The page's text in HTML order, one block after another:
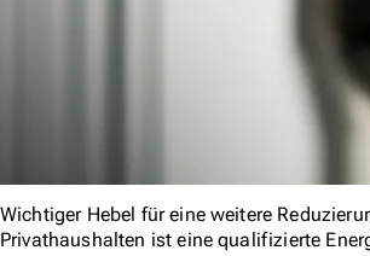
Wichtiger Hebel für eine weitere
Privathaushalten ist eine qualifizierte